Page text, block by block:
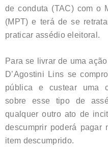
de conduta (TAC) com o
(MPT) e terá de se
praticar assédio eleitoral.
Para se livrar de uma
D’Agostini Lins se
pública e custear uma
sobre esse tipo de
qualquer outro ato de
descumprir poderá
item descumprido.